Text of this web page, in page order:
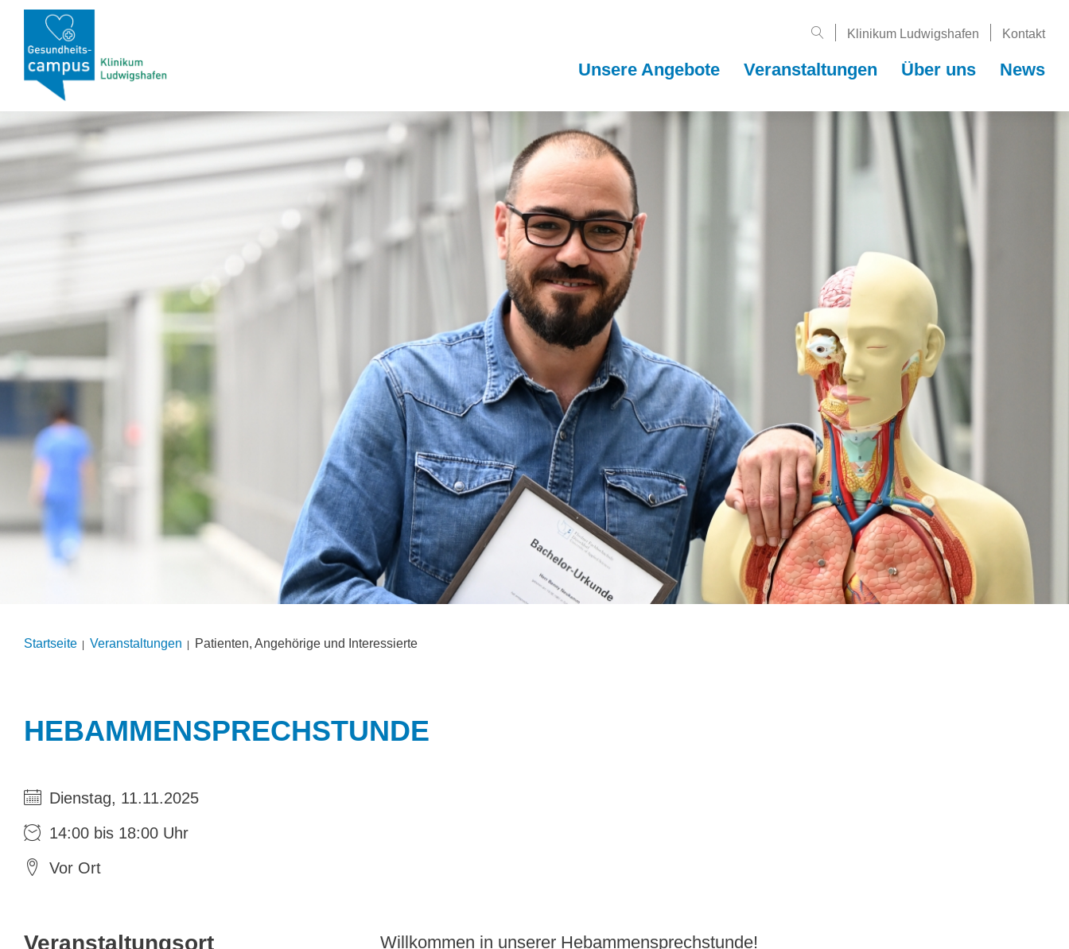
Unsere Angebote Veranstal­tungen Über uns News
Klinikum Ludwigshafen Kontakt
Startseite Veranstal­tungen Patienten, Angehörige und Interessierte
HEBAMMENSPRECHSTUNDE
Dienstag, 11.11.2025
14:00 bis 18:00 Uhr
Vor Ort
Veranstaltungsort Willkommen in unserer Hebammensprechstunde!